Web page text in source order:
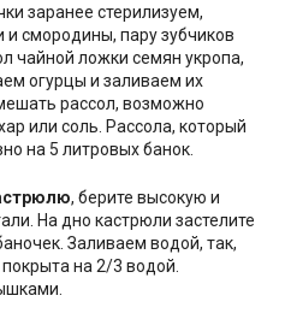
заранее стерилизуем,
смородины, пару зубчиков
чайной ложки семян укропа,
огурцы и заливаем их
рассол, возможно
или соль. Рассола, который
на 5 литровых банок.
, берите высокую и
На дно кастрюли застелите
Заливаем водой, так,
на 2/3 водой.